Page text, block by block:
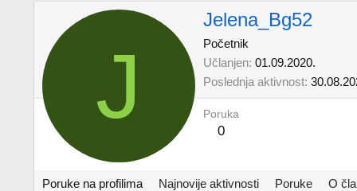
J
Jelena_Bg52
Početnik
Učlanjen 01.09.2020.
Poslednja aktivnost
Poruka
0
Poruke na profilima Najnovije aktivnosti Poruke O